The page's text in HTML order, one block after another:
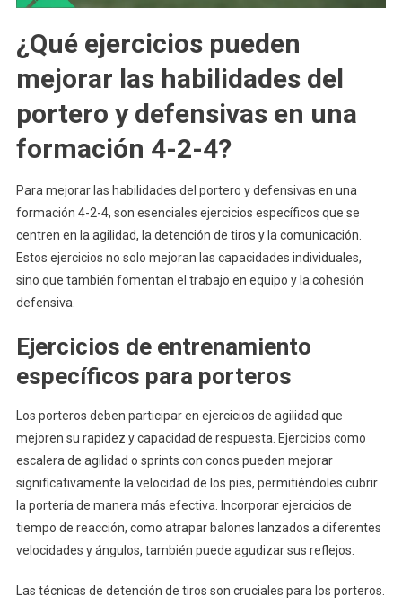
¿Qué ejercicios pueden
mejorar las habilidades del
portero y defensivas en una
formación 4-2-4?
Para mejorar las habilidades del portero y defensivas en una
formación 4-2-4, son esenciales ejercicios específicos que se
centren en la agilidad, la detención de tiros y la comunicación.
Estos ejercicios no solo mejoran las capacidades individuales,
sino que también fomentan el trabajo en equipo y la cohesión
defensiva.
Ejercicios de entrenamiento
específicos para porteros
Los porteros deben participar en ejercicios de agilidad que
mejoren su rapidez y capacidad de respuesta. Ejercicios como
escalera de agilidad o sprints con conos pueden mejorar
significativamente la velocidad de los pies, permitiéndoles cubrir
la portería de manera más efectiva. Incorporar ejercicios de
tiempo de reacción, como atrapar balones lanzados a diferentes
velocidades y ángulos, también puede agudizar sus reflejos.
Las técnicas de detención de tiros son cruciales para los porteros.